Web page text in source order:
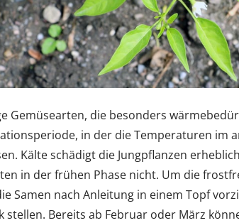
Gemüsearten, die besonders
in der die Temperaturen im
Kälte schädigt die Jungpflanzen
in der frühen Phase nicht. Um die
Samen nach Anleitung in einem Topf
stellen. Bereits ab Februar oder März